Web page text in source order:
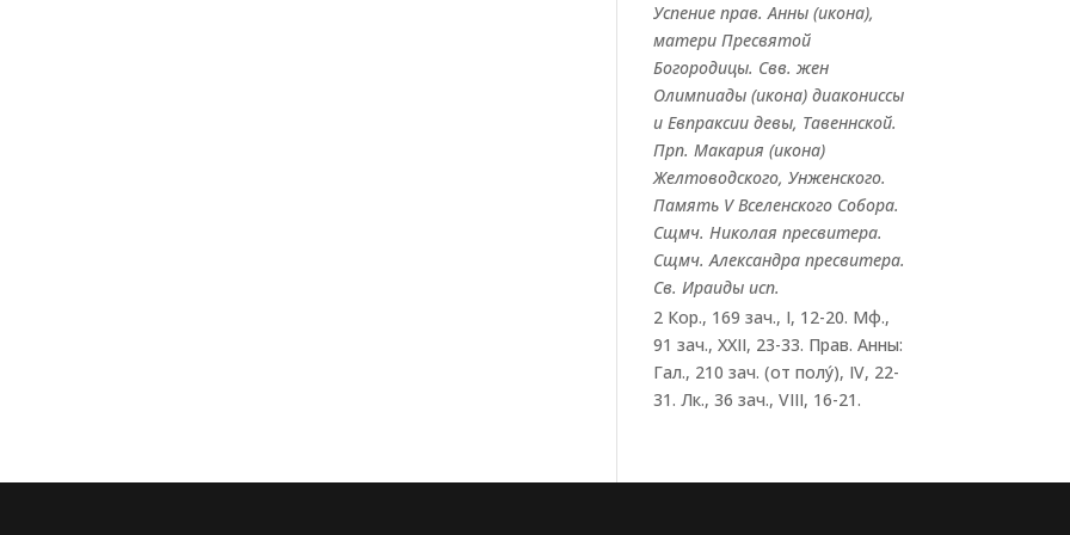
Успение прав.Анны(икона),
матери Пресвятой
Богородицы. Свв. жен
Олимпиады(икона) диакониссы
и Евпраксиидевы, Тавеннской.
Прп. Макария (икона)
Желтоводского, Унженского.
Память V Вселенского Собора.
Сщмч. Николая пресвитера.
Сщмч.Александрапресвитера.
Св. Ираидыисп.
2 Кор., 169 зач., I, 12-20. Мф.,
91 зач., XXII, 23-33. Прав. Анны:
Гал., 210 зач. (от полу́), IV, 22-
31. Лк., 36 зач., VIII, 16-21.